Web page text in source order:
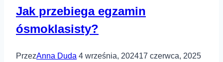
przykładnych
Jak przebiega egzamin
ósmoklasisty?
PrzezAnna Duda 4 września, 202417 czerwca, 2025